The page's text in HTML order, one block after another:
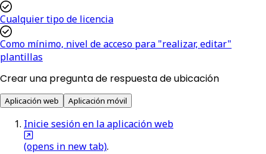
Cualquier tipo de licencia
Como mínimo, nivel de acceso para "realizar, editar"
plantillas
Crear una pregunta de respuesta de ubicación
Aplicación web Aplicación móvil
Inicie sesión en la aplicación web
(opens in new tab).